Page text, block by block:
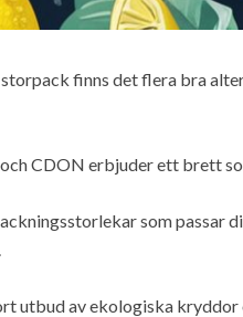
finns det flera bra
och CDON erbjuder ett brett
som passar
utbud av ekologiska